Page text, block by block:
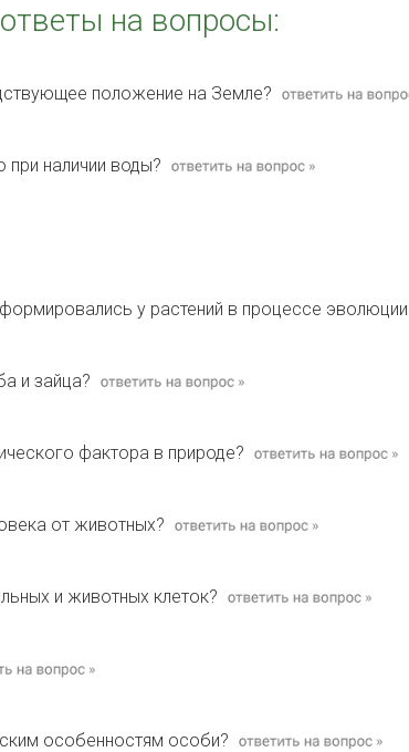
на вопросы:
положение на Земле?
при наличии воды?
у растений в процессе
и зайца?
фактора в природе?
от животных?
и животных клеток?
особенностям особи?